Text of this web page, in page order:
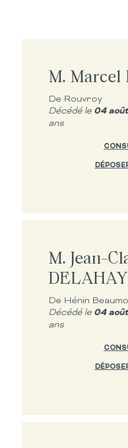
M. Marcel
De Rouvroy
Décédé le 04
ans
M. Jean-
De Hénin
Décédé le 04
ans